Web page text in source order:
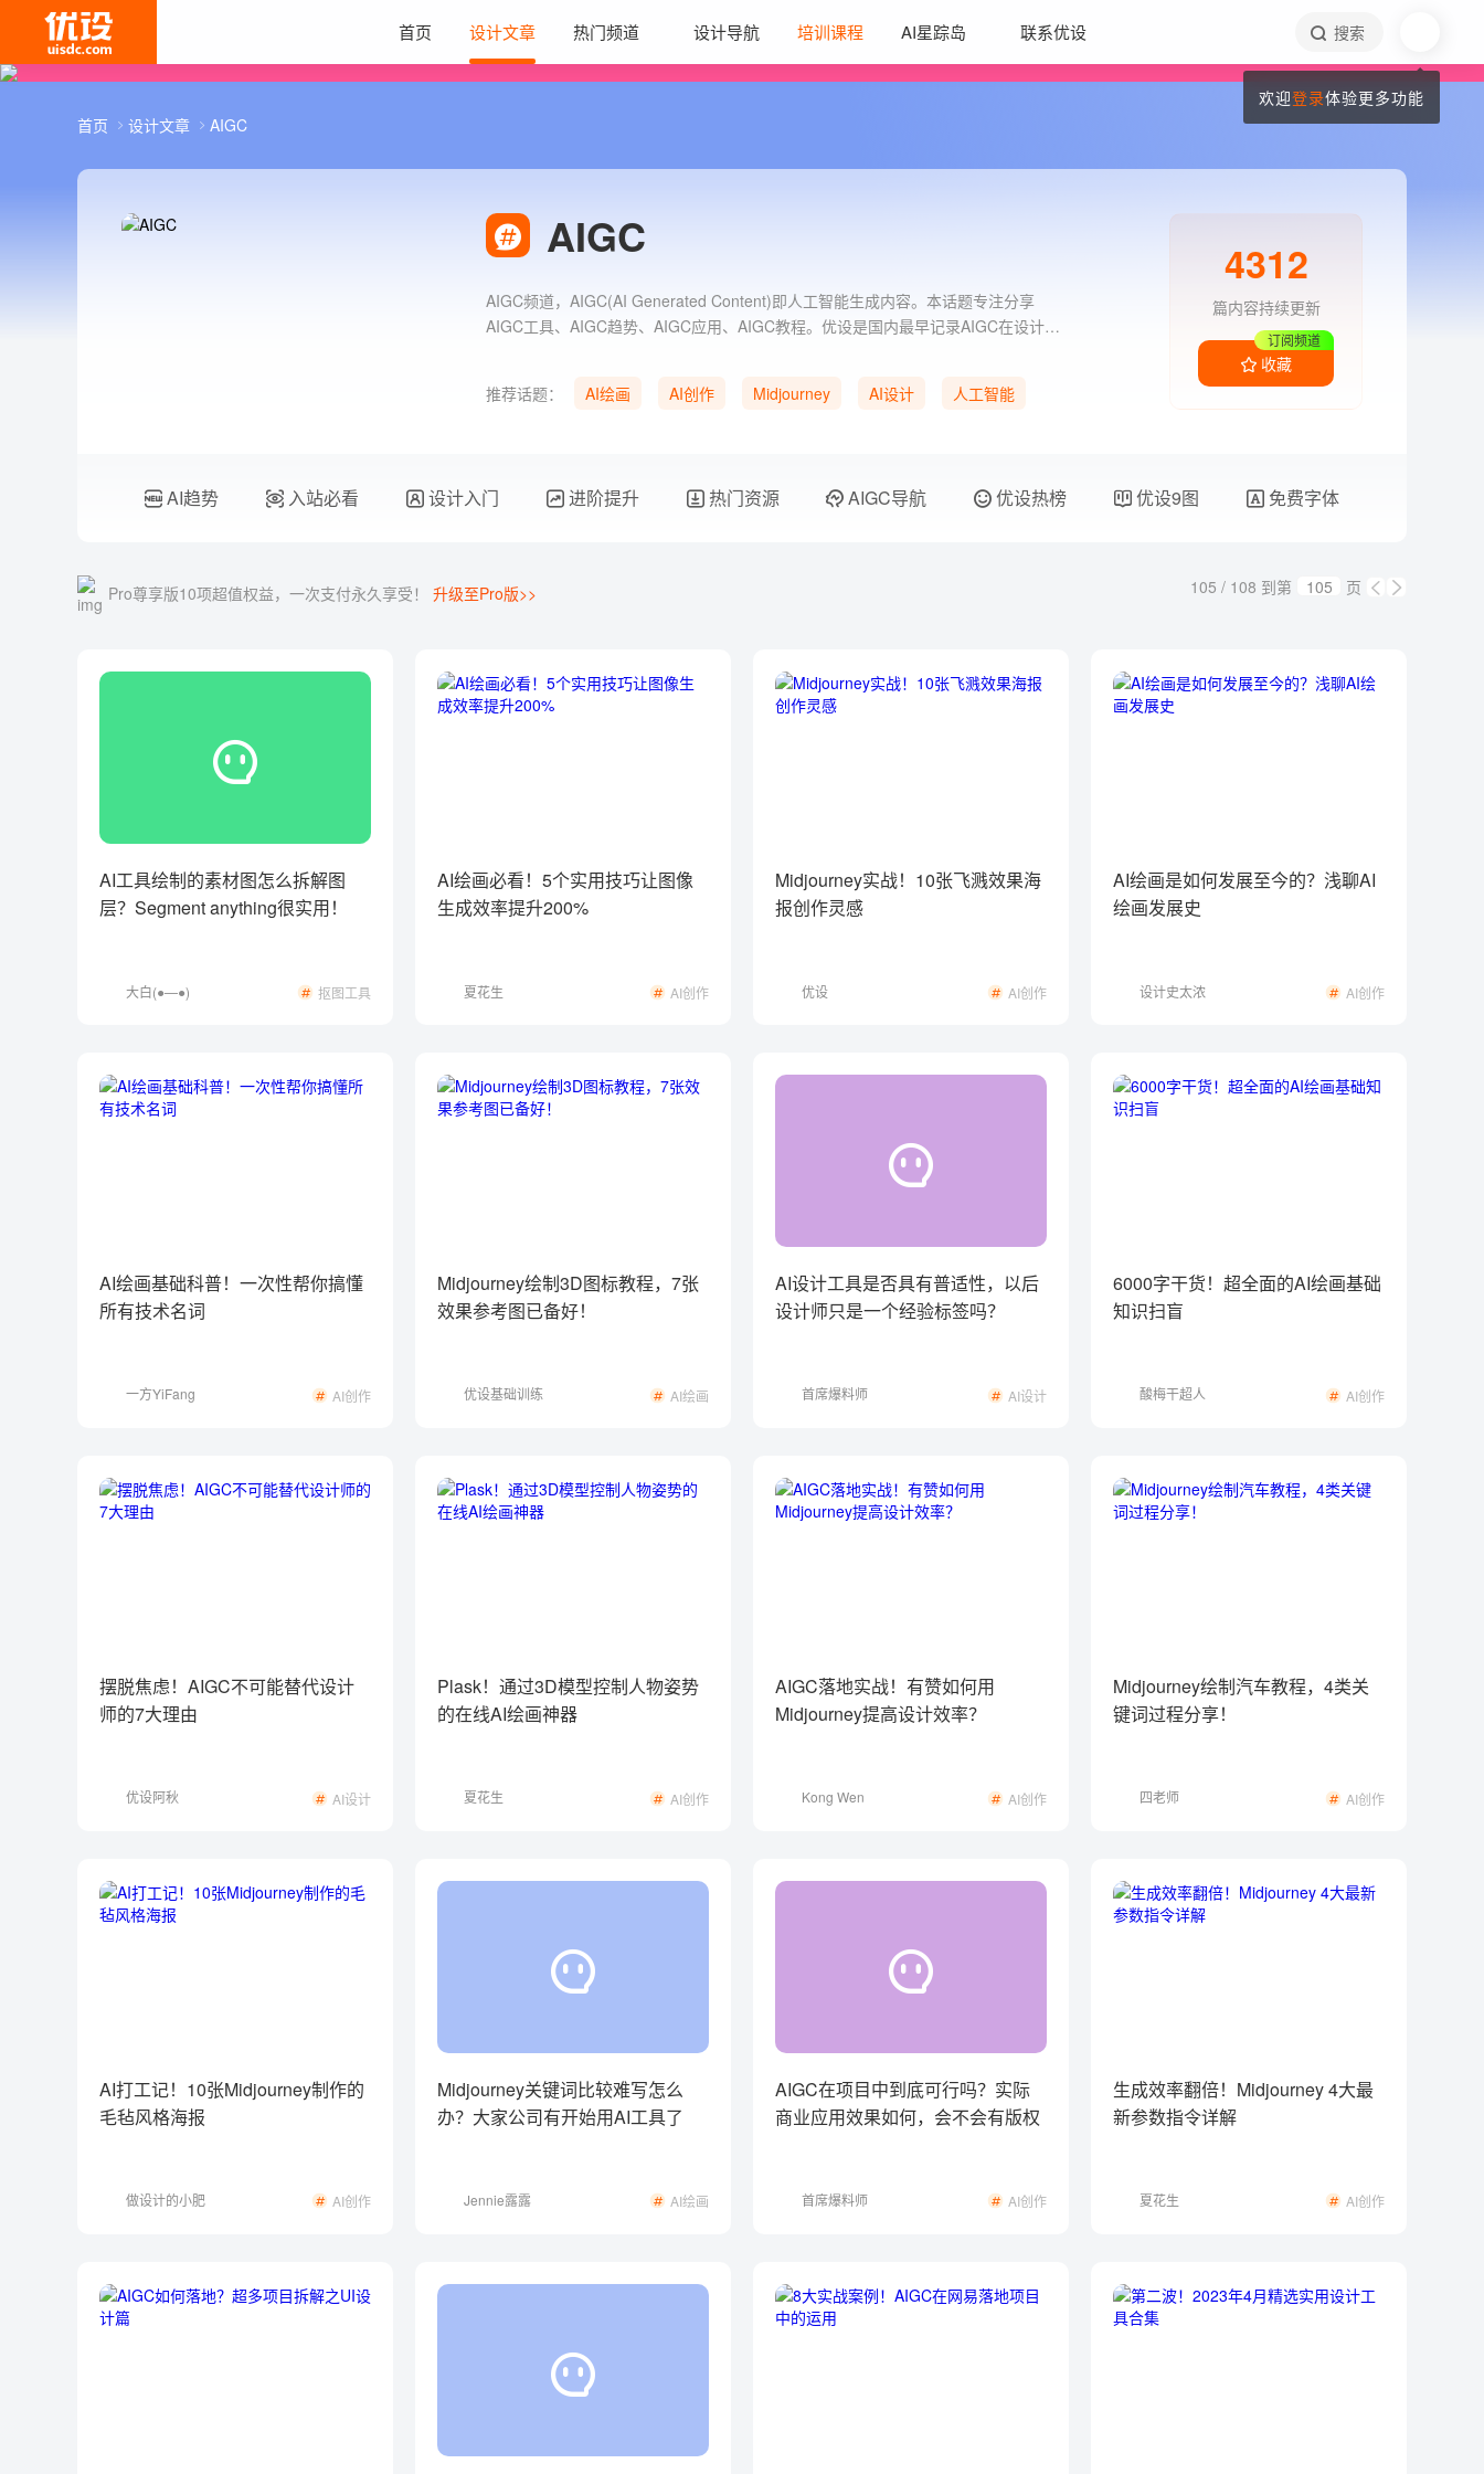
首页 设计文章 热门频道 设计导航 培训课程 AI星踪岛 联系优设 搜索
首页 设计文章 AIGC
AIGC 4312
篇内容持续更新
收藏
订阅频道
AIGC频道，AIGC(AI Generated Content)即人工智能生成内容。本话题专注分享
AIGC工具、AIGC趋势、AIGC应用、AIGC教程。优设是国内最早记录AIGC在设计领
推荐话题： AI绘画 AI创作 Midjourney AI设计 人工智能
AI趋势 入站必看 设计入门 进阶提升 热门资源 AIGC导航 优设热榜 优设9图 免费字体
Pro尊享版10项超值权益，一次支付永久享受！ 升级至Pro版>> 105 / 108 到第 页
AI工具绘制的素材图怎么拆解图
层？Segment anything很实用！
大白(●—●) 抠图工具
AI绘画必看！5个实用技巧让图像
生成效率提升200%
夏花生 AI创作
Midjourney实战！10张飞溅效果海
报创作灵感
优设 AI创作
AI绘画是如何发展至今的？浅聊AI
绘画发展史
设计史太浓 AI创作
AI绘画基础科普！一次性帮你搞懂
所有技术名词
一方YiFang AI创作
Midjourney绘制3D图标教程，7张
效果参考图已备好！
优设基础训练
AI绘画
AI设计工具是否具有普适性，以后
设计师只是一个经验标签吗？
首席爆料师 AI设计
6000字干货！超全面的AI绘画基础
知识扫盲
酸梅干超人 AI创作
摆脱焦虑！AIGC不可能替代设计
师的7大理由
优设阿秋 AI设计
Plask！通过3D模型控制人物姿势
的在线AI绘画神器
夏花生 AI创作
AIGC落地实战！有赞如何用
Midjourney提高设计效率？
Kong Wen AI创作
Midjourney绘制汽车教程，4类关
键词过程分享！
四老师 AI创作
AI打工记！10张Midjourney制作的
毛毡风格海报
做设计的小肥
AI创作
Midjourney关键词比较难写怎么
办？大家公司有开始用AI工具了
Jennie露露 AI绘画
AIGC在项目中到底可行吗？实际
商业应用效果如何，会不会有版权
首席爆料师 AI创作
生成效率翻倍！Midjourney 4大最
新参数指令详解
夏花生 AI创作
欢迎登录体验更多功能